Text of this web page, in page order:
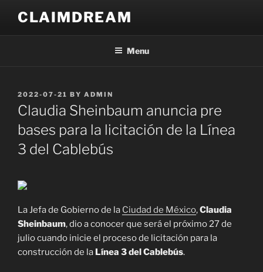
content
CLAIMDREAM
Menu
POSTED
ON
2022-07-21 BY ADMIN
Claudia Sheinbaum anuncia pre
bases para la licitación de la Línea
3 del Cablebús
La Jefa de Gobierno de la Ciudad de México,Claudia
Sheinbaum, dio a conocer que será el próximo 27 de
julio cuando inicie el proceso de licitación para la
construcción de la Línea 3 del Cablebús.